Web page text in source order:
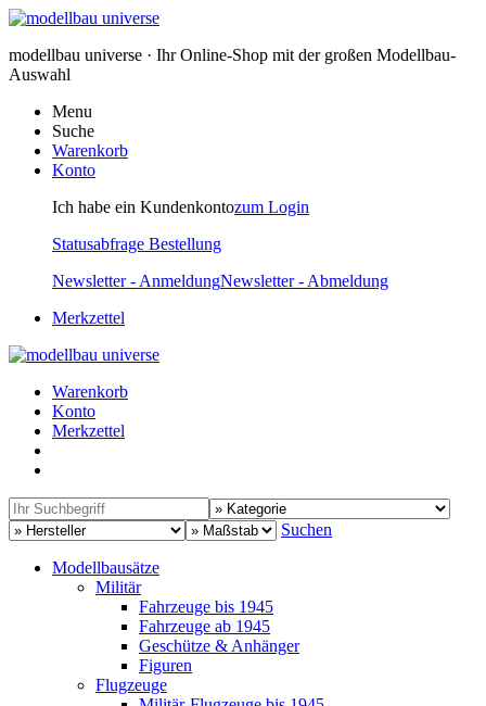
modellbau universe · Ihr Online-Shop mit der großen Modellbau-
Auswahl
Menu
Suche
Warenkorb
Konto
Ich habe ein Kundenkontozum Login
Statusabfrage Bestellung
Newsletter - AnmeldungNewsletter - Abmeldung
Merkzettel
Warenkorb
Konto
Merkzettel
Suchen
Modellbausätze
Militär
Fahrzeuge bis 1945
Fahrzeuge ab 1945
Geschütze & Anhänger
Figuren
Flugzeuge